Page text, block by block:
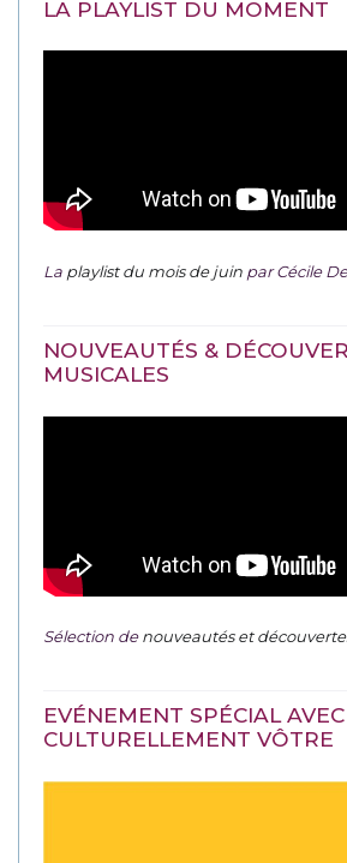
LA PLAYLIST DU MOMENT
La playlist du mois de juin par Cécile
NOUVEAUTÉS &
MUSICALES
Sélection denouveautés et
EVÉNEMENT SPÉCIAL AVEC
CULTURELLEMENT VÔTRE